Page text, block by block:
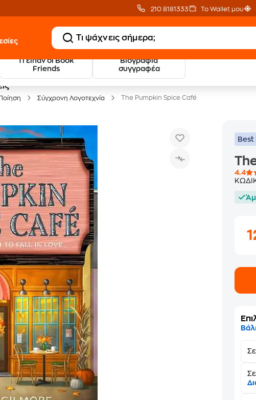
210 8181333 Το Wallet μου
Τι είπαν οι Book
Friends
Βιογραφία
συγγραφέα
20 € Public επιστροφή
με Snappi με Public+ Delivery
Σύγχρονη Λογοτεχνία The Pumpkin Spice Café
Best
4.4